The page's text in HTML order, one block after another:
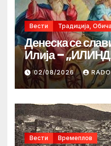
Вести Традиција,
Денеска се
Илија –
02/08/2026
Вести Времеплов